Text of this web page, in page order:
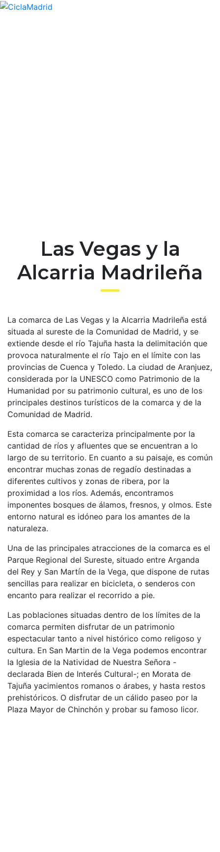
Las Vegas y la
Alcarria Madrileña
La comarca de Las Vegas y la Alcarria Madrileña está
situada al sureste de la Comunidad de Madrid, y se
extiende desde el río Tajuña hasta la delimitación que
provoca naturalmente el río Tajo en el límite con las
provincias de Cuenca y Toledo. La ciudad de Aranjuez,
considerada por la UNESCO como Patrimonio de la
Humanidad por su patrimonio cultural, es uno de los
principales destinos turísticos de la comarca y de la
Comunidad de Madrid.
Esta comarca se caracteriza principalmente por la
cantidad de ríos y afluentes que se encuentran a lo
largo de su territorio. En cuanto a su paisaje, es común
encontrar muchas zonas de regadío destinadas a
diferentes cultivos y zonas de ribera, por la
proximidad a los ríos. Además, encontramos
imponentes bosques de álamos, fresnos, y olmos. Este
entorno natural es idóneo para los amantes de la
naturaleza.
Una de las principales atracciones de la comarca es el
Parque Regional del Sureste, situado entre Arganda
del Rey y San Martín de la Vega, que dispone de rutas
sencillas para realizar en bicicleta, o senderos con
encanto para realizar el recorrido a pie.
Las poblaciones situadas dentro de los límites de la
comarca permiten disfrutar de un patrimonio
espectacular tanto a nivel histórico como religoso y
cultura. En San Martin de la Vega podemos encontrar
la Iglesia de la Natividad de Nuestra Señora -
declarada Bien de Interés Cultural-; en Morata de
Tajuña yacimientos romanos o árabes, y hasta restos
prehistóricos. O disfrutar de un cálido paseo por la
Plaza Mayor de Chinchón y probar su famoso licor.